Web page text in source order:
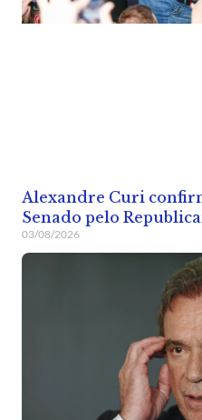
Alexandre Curi
Senado pelo
03/08/2026